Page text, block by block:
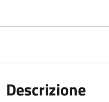
Descrizione